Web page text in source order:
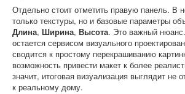
Отдельно стоит отметить правую панель. В
только текстуры, но и базовые параметры
Длина, Ширина, Высота. Это важный
остается сервисом визуального
сводится к простому перекрашиванию
возможность привести макет к более
значит, итоговая визуализация выглядит не
к реальному дому.